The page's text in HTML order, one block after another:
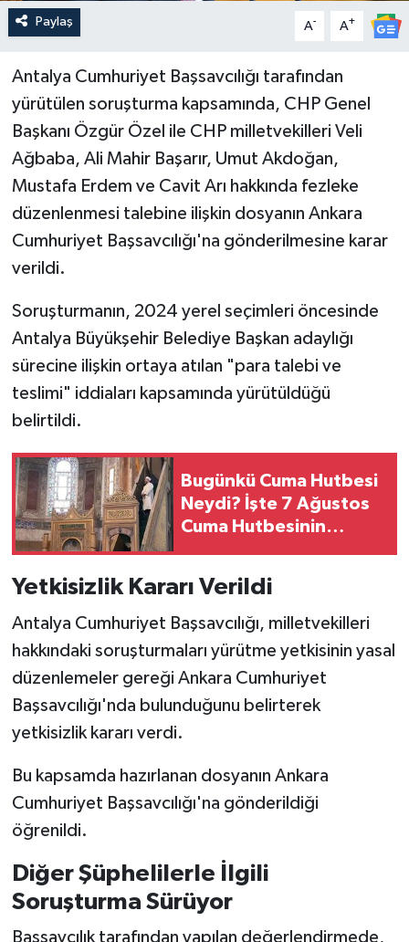
Paylaş A- A+
Antalya Cumhuriyet Başsavcılığı tarafından
yürütülen soruşturma kapsamında, CHP Genel
Başkanı Özgür Özel ile CHP milletvekilleri Veli
Ağbaba, Ali Mahir Başarır, Umut Akdoğan,
Mustafa Erdem ve Cavit Arı hakkında fezleke
düzenlenmesi talebine ilişkin dosyanın Ankara
Cumhuriyet Başsavcılığı'na gönderilmesine karar
verildi.
Soruşturmanın, 2024 yerel seçimleri öncesinde
Antalya Büyükşehir Belediye Başkan adaylığı
sürecine ilişkin ortaya atılan "para talebi ve
teslimi" iddiaları kapsamında yürütüldüğü
belirtildi.
Bugünkü Cuma Hutbesi
Neydi? İşte 7 Ağustos
Cuma Hutbesinin
Yetkisizlik Kararı Verildi
Antalya Cumhuriyet Başsavcılığı, milletvekilleri
hakkındaki soruşturmaları yürütme yetkisinin yasal
düzenlemeler gereği Ankara Cumhuriyet
Başsavcılığı'nda bulunduğunu belirterek
yetkisizlik kararı verdi.
Bu kapsamda hazırlanan dosyanın Ankara
Cumhuriyet Başsavcılığı'na gönderildiği
öğrenildi.
Diğer Şüphelilerle İlgili
Soruşturma Sürüyor
Başsavcılık tarafından yapılan değerlendirmede,